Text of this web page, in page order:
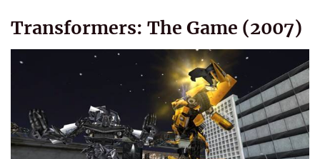
Transformers: The Game (2007)